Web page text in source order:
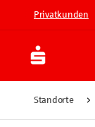
Privatkunden
Standorte